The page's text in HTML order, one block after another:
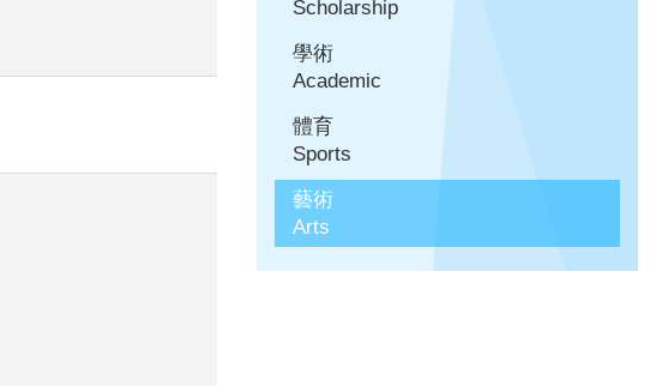
Scholarship
學術
Academic
體育
Sports
藝術
Arts